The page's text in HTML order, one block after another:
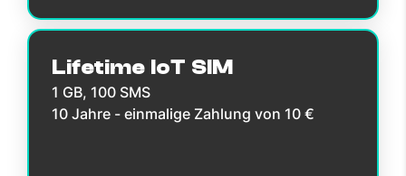
Lifetime IoT SIM
1 GB, 100 SMS
10 Jahre - einmalige Zahlung von 10 €